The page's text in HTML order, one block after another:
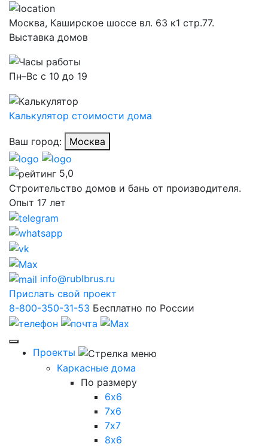
Москва, Каширское шоссе вл. 63 к1 стр.77.
Выставка домов
Пн–Вс с 10 до 19
Калькулятор стоимости дома
Ваш город: Москва
5,0
Строительство домов и бань от производителя.
Опыт 17 лет
info@rublbrus.ru
Прислать свой проект
8-800-350-31-53 Бесплатно по России
Проекты
Каркасные дома
По размеру
6х6
7х6
7х7
8х6